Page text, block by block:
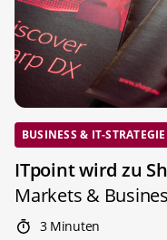
BUSINESS & IT-STRATEGIE
ITpoint wird zu
Markets &
3 Minuten